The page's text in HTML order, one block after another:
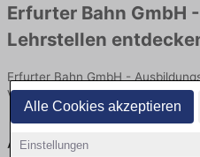
Alle Cookies akzeptieren
Einstellungen
Erfurter Bahn GmbH
Lehrstellen
Erfurter Bahn GmbH -
Verwaltung, Kundenberatung,
Ausbildung Erfurter